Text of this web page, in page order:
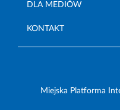
DLA MEDIÓW
KONTAKT
Miejska Platforma